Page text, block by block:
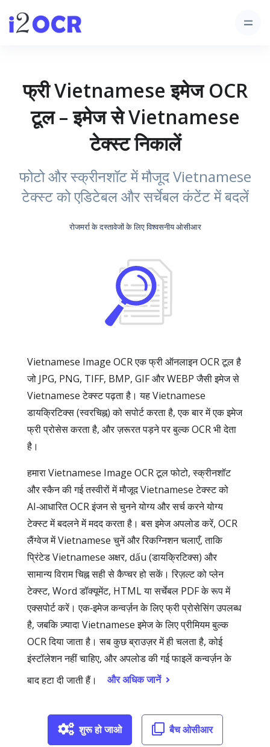
फ्री Vietnamese इमेज OCR
टूल – इमेज से Vietnamese
टेक्स्ट निकालें
फोटो और स्क्रीनशॉट में मौजूद Vietnamese
टेक्स्ट को एडिटेबल और सर्चेबल कंटेंट में बदलें
रोजमर्रा के दस्तावेजों के लिए विश्वसनीय ओसीआर
Vietnamese Image OCR एक फ्री ऑनलाइन OCR टूल है
जो JPG, PNG, TIFF, BMP, GIF और WEBP जैसी इमेज से
Vietnamese टेक्स्ट पढ़ता है। यह Vietnamese
डायक्रिटिक्स (स्वरचिह्न) को सपोर्ट करता है, एक बार में एक इमेज
फ्री प्रोसेस करता है, और ज़रूरत पड़ने पर बुल्क OCR भी देता
है।
हमारा Vietnamese Image OCR टूल फोटो, स्क्रीनशॉट
और स्कैन की गई तस्वीरों में मौजूद Vietnamese टेक्स्ट को
AI‑आधारित OCR इंजन से चुनने योग्य और सर्च करने योग्य
टेक्स्ट में बदलने में मदद करता है। बस इमेज अपलोड करें, OCR
लैंग्वेज में Vietnamese चुनें और रिकग्निशन चलाएँ, ताकि
प्रिंटेड Vietnamese अक्षर, dấu (डायक्रिटिक्स) और
सामान्य विराम चिह्न सही से कैप्चर हो सकें। रिज़ल्ट को प्लेन
टेक्स्ट, Word डॉक्यूमेंट, HTML या सर्चेबल PDF के रूप में
एक्सपोर्ट करें। एक‑इमेज कन्वर्ज़न के लिए फ्री प्रोसेसिंग उपलब्ध
है, जबकि ज़्यादा Vietnamese इमेज के लिए प्रीमियम बुल्क
OCR दिया जाता है। सब कुछ ब्राउज़र में ही चलता है, कोई
इंस्टॉलेशन नहीं चाहिए, और अपलोड की गई फाइलें कन्वर्ज़न के
बाद हटा दी जाती हैं।
और अधिक जानें
शुरू हो जाओ बैच ओसीआर